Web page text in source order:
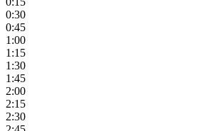
0:30
0:45
1:00
1:15
1:30
1:45
2:00
2:15
2:30